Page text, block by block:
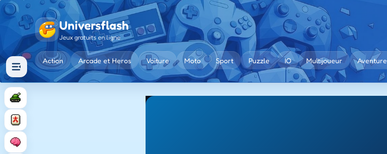
Universflash
Jeux gratuits en ligne
Action Arcade et Heros Voiture Moto Sport Puzzle IO Multijoueur Aventure